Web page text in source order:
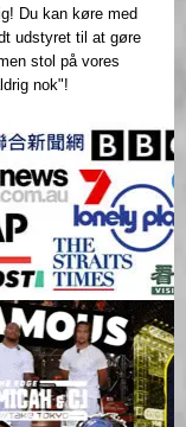
Du kan køre med
udstyret til at gøre
stol på vores
nok"!